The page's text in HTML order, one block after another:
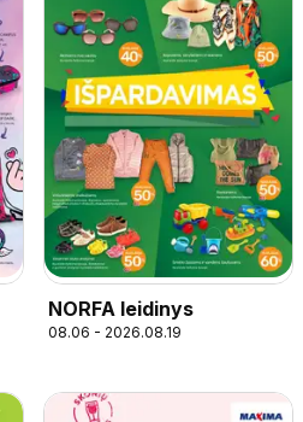
NORFA leidinys
08.06 - 2026.08.19